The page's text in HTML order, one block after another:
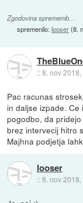
Zgodovina sprememb…
spremenilo:looser(8.
::8. nov 2018,
Pac racunas
in daljse izpade.
pogodbo, da
brez intervecij hitro
Majhna podjetja
looser
::8. nov 2018,